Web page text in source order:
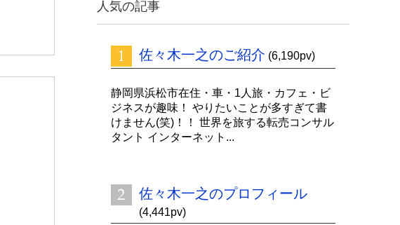
ナ
ン
ー
人気の記事
佐々木一之のご紹介 (6,190pv)
静岡県浜松市在住・車・1人旅・カフェ・ビ
ジネスが趣味！ やりたいことが多すぎて書
けません(笑)！！ 世界を旅する転売コンサル
タント インターネット...
佐々木一之のプロフィール
(4,441pv)